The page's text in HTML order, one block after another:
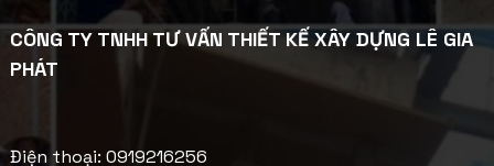
CÔNG TY TNHH TƯ VẤN THIẾT KẾ XÂY DỰNG LÊ GIA
PHÁT
Điện thoại: 0919216256